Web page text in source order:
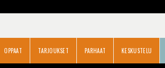
OPPAAT TARJOUKSET PARHAAT KESKUSTELU